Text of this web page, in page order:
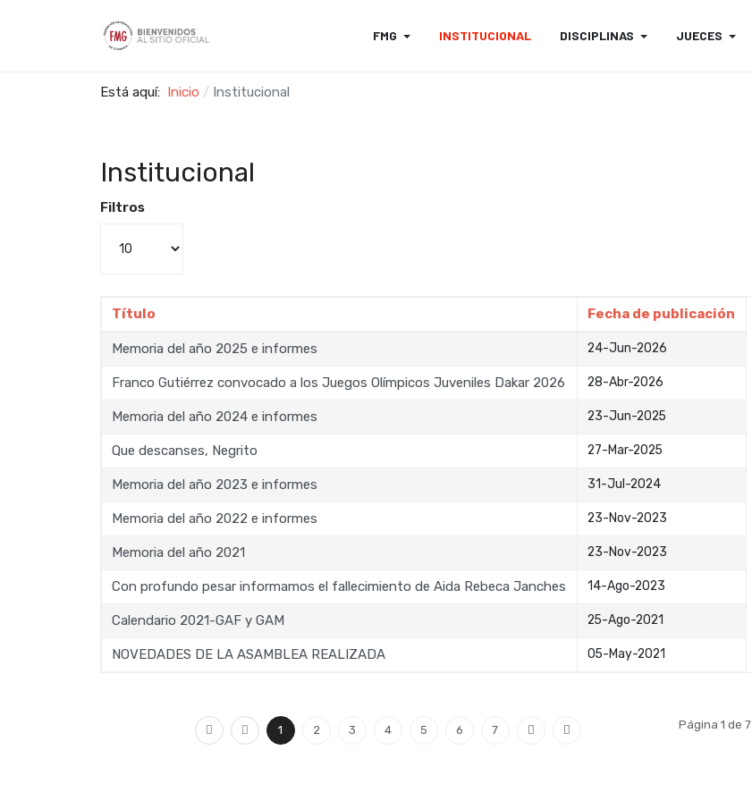
FMG INSTITUCIONAL DISCIPLINAS JUECES
Está aquí: Inicio Institucional
Institucional
Filtros
Título Fecha de publicación
Memoria del año 2025 e informes 24-Jun-2026
Franco Gutiérrez convocado a los Juegos Olímpicos Juveniles Dakar 2026 28-Abr-2026
Memoria del año 2024 e informes 23-Jun-2025
Que descanses, Negrito 27-Mar-2025
Memoria del año 2023 e informes 31-Jul-2024
Memoria del año 2022 e informes 23-Nov-2023
Memoria del año 2021 23-Nov-2023
Con profundo pesar informamos el fallecimiento de Aida Rebeca Janches 14-Ago-2023
Calendario 2021-GAF y GAM 25-Ago-2021
NOVEDADES DE LA ASAMBLEA REALIZADA 05-May-2021
Página 1 de 7
1 2 3 4 5 6 7